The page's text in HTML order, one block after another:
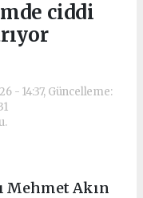
ciddi
- 14:37, Güncelleme:
Mehmet Akın